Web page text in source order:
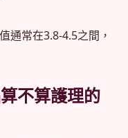
通常在3.8-4.5之間，
不算護理的